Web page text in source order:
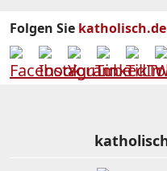
Folgen Sie katholisch.de